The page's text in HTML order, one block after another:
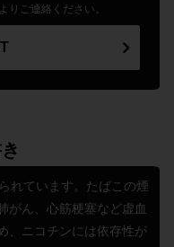
りご連絡ください。
れています。たばこの煙
がん、心筋梗塞など虚血
、ニコチンには依存性が